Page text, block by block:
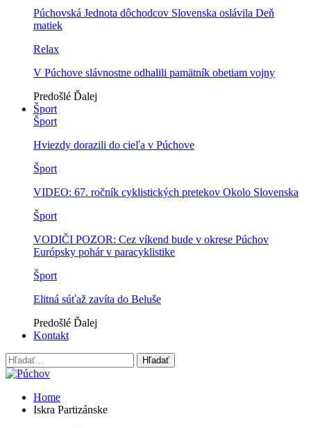
Púchovská Jednota dôchodcov Slovenska oslávila Deň
matiek
Relax
V Púchove slávnostne odhalili pamätník obetiam vojny
Predošlé Ďalej
Šport
Šport
Hviezdy dorazili do cieľa v Púchove
Šport
VIDEO: 67. ročník cyklistických pretekov Okolo Slovenska
Šport
VODIČI POZOR: Cez víkend bude v okrese Púchov
Európsky pohár v paracyklistike
Šport
Elitná súťaž zavíta do Beluše
Predošlé Ďalej
Kontakt
Home
Iskra Partizánske